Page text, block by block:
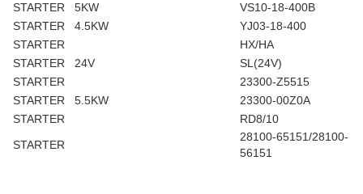
STARTER
5KW
VS10-18-400B
STARTER
4.5KW
YJ03-18-400
STARTER
HX/HA
STARTER
24V
SL(24V)
STARTER
23300-Z5515
STARTER
5.5KW
23300-00Z0A
STARTER
RD8/10
STARTER
28100-65151/28100-
56151